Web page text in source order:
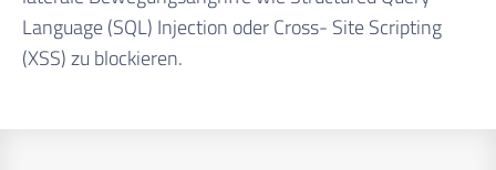
Language (SQL) Injection oder Cross- Site Scripting
(XSS) zu blockieren.